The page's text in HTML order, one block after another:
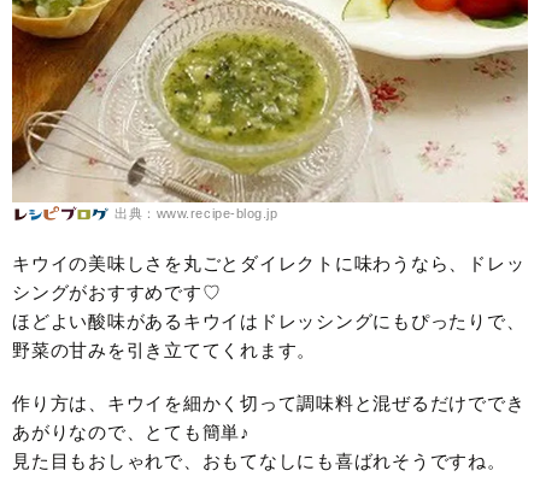
出典：www.recipe-blog.jp
キウイの美味しさを丸ごとダイレクトに味わうなら、ドレッ
シングがおすすめです♡
ほどよい酸味があるキウイはドレッシングにもぴったりで、
野菜の甘みを引き立ててくれます。
作り方は、キウイを細かく切って調味料と混ぜるだけででき
あがりなので、とても簡単♪
見た目もおしゃれで、おもてなしにも喜ばれそうですね。